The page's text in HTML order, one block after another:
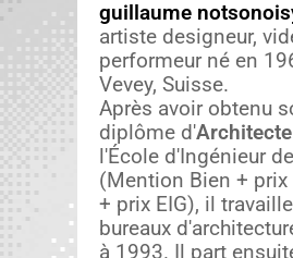
guil­laume
artiste designeur,
per­formeur né en
Vevey, Suisse.
Après avoir obtenu
diplôme d'
l'École d'Ingénieur
(Men­tion Bien + prix
+ prix EIG), il
bureaux
à 1993. Il part